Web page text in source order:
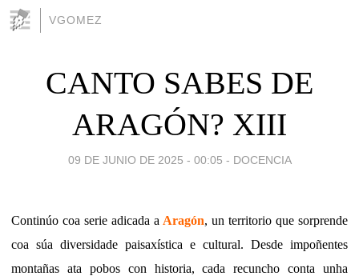
VGOMEZ
CANTO SABES DE
ARAGÓN? XIII
09 DE JUNIO DE 2025 - 00:05 - DOCENCIA
Continúo coa serie adicada a Aragón, un territorio que sorprende
coa súa diversidade paisaxística e cultural. Desde impoñentes
montañas ata pobos con historia, cada recuncho conta unha